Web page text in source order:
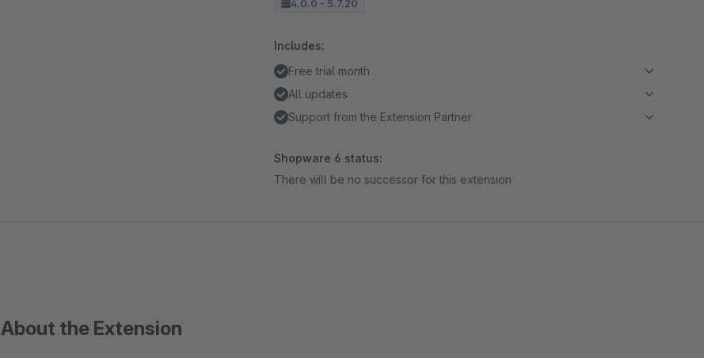
4.0.0 - 5.7.20
Includes:
Free trial month
All updates
Support from the Extension Partner
Shopware 6 status:
There will be no successor for this extension
About the Extension